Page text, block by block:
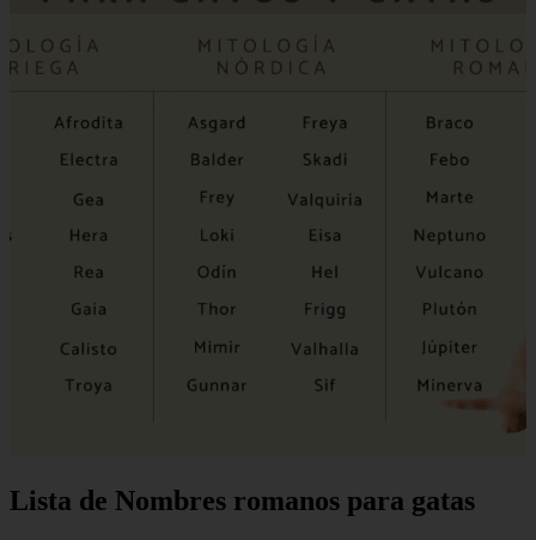
Lista de Nombres romanos para gatas